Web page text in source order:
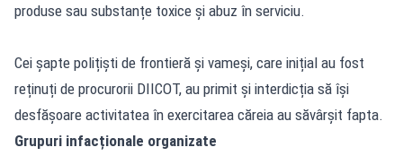
produse sau substanțe toxice și abuz în serviciu.
Cei șapte polițiști de frontieră și vameși, care inițial au fost
reținuți de procurorii DIICOT, au primit și interdicția să își
desfășoare activitatea în exercitarea căreia au săvârșit fapta.
Grupuri infacționale organizate